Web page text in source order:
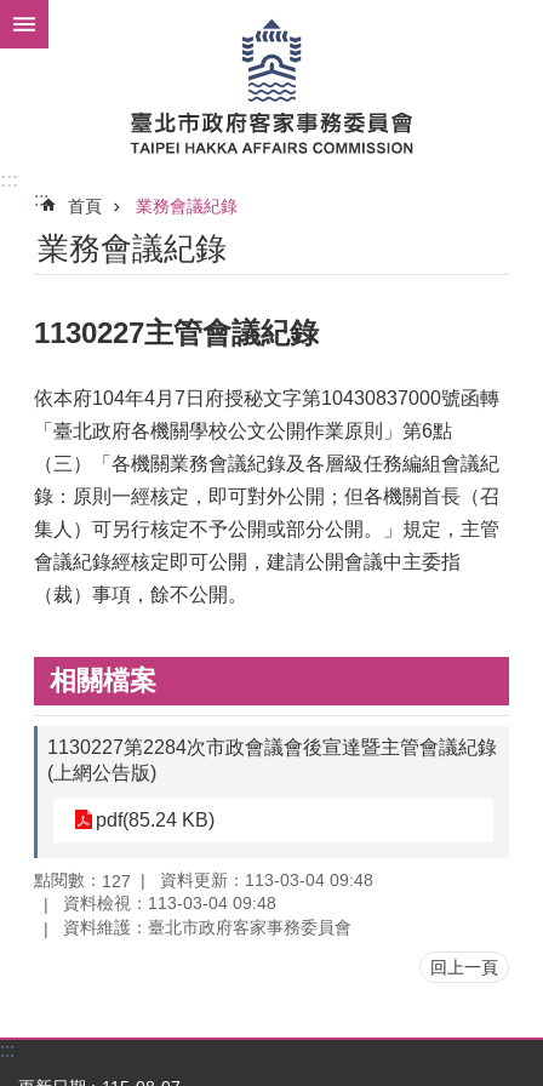
跳到主要內容區塊
:::
:::
首頁 業務會議紀錄
業務會議紀錄
1130227主管會議紀錄
依本府104年4月7日府授秘文字第10430837000號函轉
「臺北政府各機關學校公文公開作業原則」第6點
（三）「各機關業務會議紀錄及各層級任務編組會議紀
錄：原則一經核定，即可對外公開；但各機關首長（召
集人）可另行核定不予公開或部分公開。」規定，主管
會議紀錄經核定即可公開，建請公開會議中主委指
（裁）事項，餘不公開。
相關檔案
1130227第2284次市政會議會後宣達暨主管會議紀錄
(上網公告版)
pdf(85.24 KB)
點閱數： 127
資料更新：113-03-04 09:48
資料檢視：113-03-04 09:48
資料維護：臺北市政府客家事務委員會
回上一頁
:::